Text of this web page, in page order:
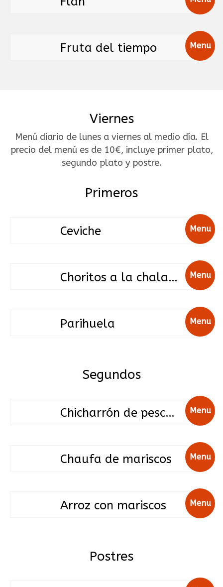
Fruta del tiempo Menu
Viernes
Menú diario de lunes a viernes al medio día. El
precio del menú es de 10€, incluye primer plato,
segundo plato y postre.
Primeros
Ceviche Menu
Choritos a la chalaca Menu
Parihuela Menu
Segundos
Chicharrón de pescado Menu
Chaufa de mariscos Menu
Arroz con mariscos Menu
Postres